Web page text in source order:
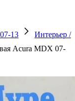
13
Интерьер /
Acura MDX 07-